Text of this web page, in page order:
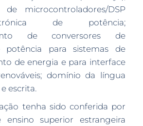
de microcontroladores/DSP
de potência;
de conversores de
potência para sistemas de
de energia e para interface
domínio da língua
escrita.
tenha sido conferida por
ensino superior estrangeira